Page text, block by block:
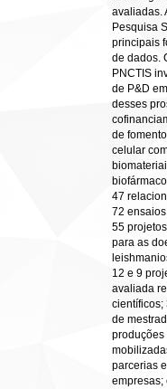
avaliadas.
Pesquisa
principais
de dados.
PNCTIS
de P&D
desses
de
celular
47
72
55
para as
12 e 9
avaliada
científicos;
de
produções
parcerias
empresas;